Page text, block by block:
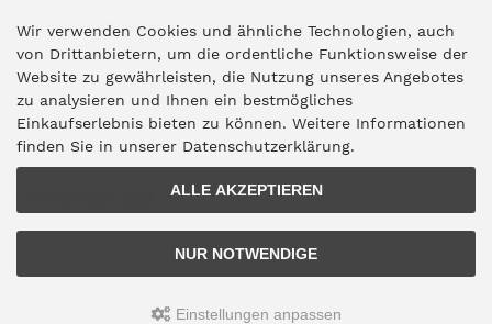
Zahlungsmethoden
Kundengruppe
Alle Preise inkl. gesetzl. MwSt. zzgl.
Wir verwenden Cookies und ähnliche Technologien, auch
von Drittanbietern, um die ordentliche Funktionsweise der
Website zu gewährleisten, die Nutzung unseres Angebotes
zu analysieren und Ihnen ein bestmögliches
Einkaufserlebnis bieten zu können. Weitere Informationen
finden Sie in unserer Datenschutzerklärung.
ALLE AKZEPTIEREN
NUR NOTWENDIGE
Einstellungen anpassen